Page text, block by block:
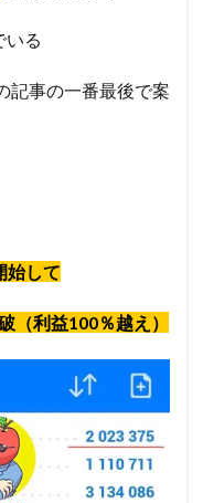
いる
記事の一番最後で案
始して
（利益100％越え）